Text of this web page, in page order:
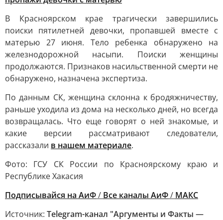
В Красноярском крае трагически завершились
поиски пятилетней девочки, пропавшей вместе с
матерью 27 июня. Тело ребенка обнаружено на
железнодорожной насыпи. Поиски женщины
продолжаются. Признаков насильственной смерти не
обнаружено, назначена экспертиза.
По данным СК, женщина склонна к бродяжничеству,
раньше уходила из дома на несколько дней, но всегда
возвращалась. Что еще говорят о ней знакомые, и
какие версии рассматривают следователи,
рассказали в нашем материале.
Фото: ГСУ СК России по Красноярскому краю и
Республике Хакасия
Подписывайся на АиФ/ Все каналы АиФ/ MAКС
Источник: Telegram-канал "Аргументы и Факты —